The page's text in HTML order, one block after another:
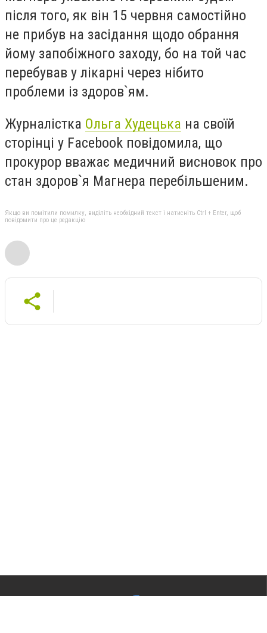
після того, як він 15 червня самостійно
не прибув на засідання щодо обрання
йому запобіжного заходу, бо на той час
перебував у лікарні через нібито
проблеми із здоров`ям.
Журналістка Ольга Худецька на своїй
сторінці у Facebook повідомила, що
прокурор вважає медичний висновок про
стан здоров`я Магнера перебільшеним.
Якщо ви помітили помилку, виділіть необхідний текст і натисніть Ctrl + Enter, щоб
повідомити про це редакцію